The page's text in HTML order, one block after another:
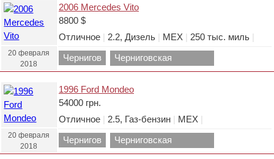
2006 Mercedes Vito
8800 $
Отличное
2.2, Дизель МЕХ 250 тыс. миль
20 февраля
2018
Чернигов
Черниговская
область.
1996 Ford Mondeo
54000 грн.
Отличное
2.5, Газ-бензин МЕХ
20 февраля
2018
Чернигов
Черниговская
область.